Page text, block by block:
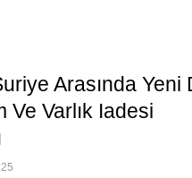
Arasında Yeni
Ve Varlık Iadesi